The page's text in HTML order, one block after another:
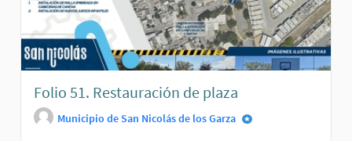
Folio 51. Restauración de plaza
Municipio de San Nicolás de los Garza